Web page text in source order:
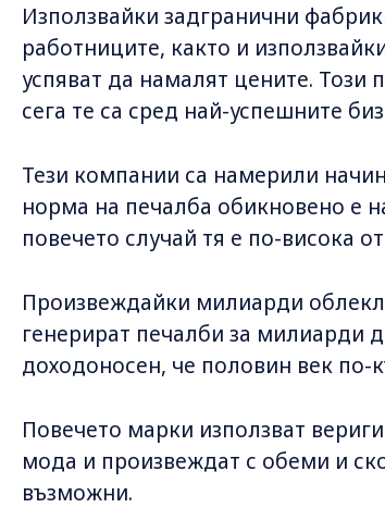
Използвайки задгранични
работниците, както и
успяват да намалят цените. Този
сега те са сред най-успешните
Тези компании са намерили
норма на печалба обикновено е
повечето случай тя е по-висока
Произвеждайки милиарди
генерират печалби за милиарди
доходоносен, че половин век по-
Повечето марки използват
мода и произвеждат с обеми и
възможни.